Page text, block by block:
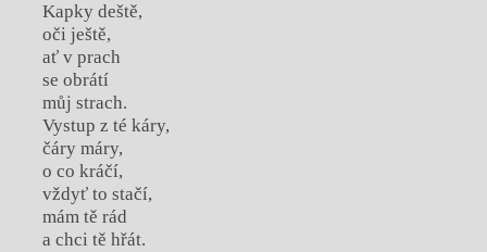
Kapky deště,
oči ještě,
ať v prach
se obrátí
můj strach.
Vystup z té káry,
čáry máry,
o co kráčí,
vždyť to stačí,
mám tě rád
a chci tě hřát.